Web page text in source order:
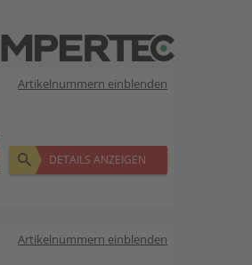
Artikelnummern einblenden
DETAILS ANZEIGEN
Artikelnummern einblenden